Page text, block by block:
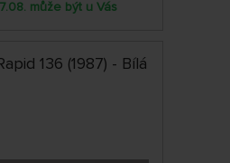
může být u Vás
136 (1987) - Bílá